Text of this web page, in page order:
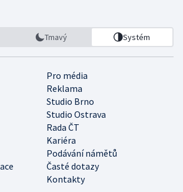
Tmavý Systém
Pro média
Reklama
Studio Brno
Studio Ostrava
Rada ČT
Kariéra
Podávání námětů
Časté dotazy
Kontakty